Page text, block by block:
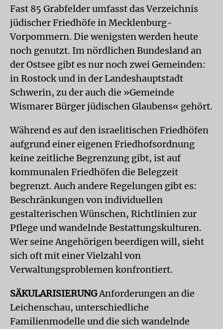
Fast 85 Grabfelder umfasst das Verzeichnis
jüdischer Friedhöfe in Mecklenburg-
Vorpommern. Die wenigsten werden heute
noch genutzt. Im nördlichen Bundesland an
der Ostsee gibt es nur noch zwei Gemeinden:
in Rostock und in der Landeshauptstadt
Schwerin, zu der auch die »Gemeinde
Wismarer Bürger jüdischen Glaubens« gehört.
Während es auf den israelitischen Friedhöfen
aufgrund einer eigenen Friedhofsordnung
keine zeitliche Begrenzung gibt, ist auf
kommunalen Friedhöfen die Belegzeit
begrenzt. Auch andere Regelungen gibt es:
Beschränkungen von individuellen
gestalterischen Wünschen, Richtlinien zur
Pflege und wandelnde Bestattungskulturen.
Wer seine Angehörigen beerdigen will, sieht
sich oft mit einer Vielzahl von
Verwaltungsproblemen konfrontiert.
SÄKULARISIERUNGAnforderungen an die
Leichenschau, unterschiedliche
Familienmodelle und die sich wandelnde